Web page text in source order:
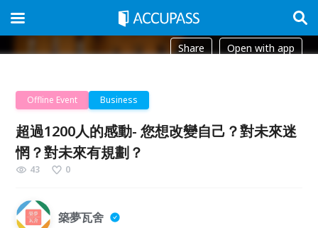
Share Open with app
Offline Event Business
超過1200人的感動- 您想改變自己？對未來迷
惘？對未來有規劃？
43 0
築夢瓦舍